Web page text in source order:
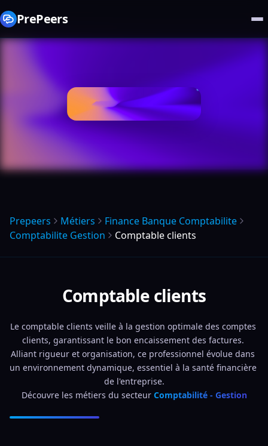
PrePeers
Prepeers Métiers
Finance Banque Comptabilite
Comptabilite Gestion
Comptable clients
Comptable clients
Le comptable clients veille à la gestion optimale des comptes
clients, garantissant le bon encaissement des factures.
Alliant rigueur et organisation, ce professionnel évolue dans
un environnement dynamique, essentiel à la santé financière
de l'entreprise.
Découvre les métiers du secteur Comptabilité - Gestion